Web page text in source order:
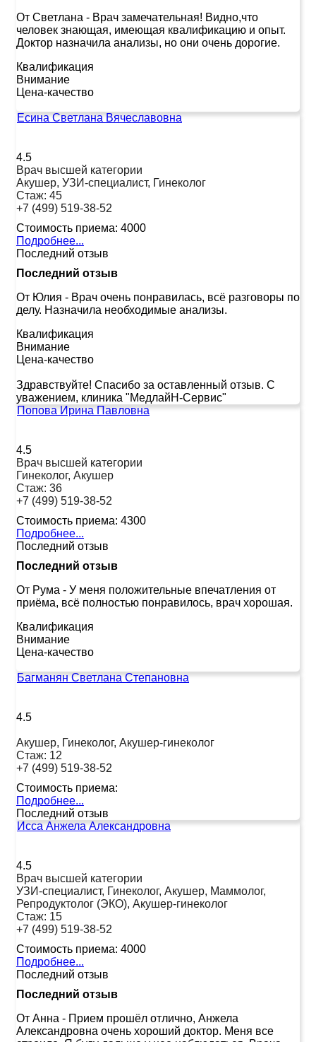
От Светлана - Врач замечательная! Видно,что
человек знающая, имеющая квалификацию и опыт.
Доктор назначила анализы, но они очень дорогие.
Квалификация
Внимание
Цена-качество
Есина Светлана Вячеславовна
4.5
Врач высшей категории
Акушер, УЗИ-специалист, Гинеколог
Стаж: 45
+7 (499) 519-38-52
Стоимость приема: 4000
Подробнее...
Последний отзыв
Последний отзыв
От Юлия - Врач очень понравилась, всё разговоры по
делу. Назначила необходимые анализы.
Квалификация
Внимание
Цена-качество
Здравствуйте! Спасибо за оставленный отзыв. С
уважением, клиника "МедлайН-Сервис"
Попова Ирина Павловна
4.5
Врач высшей категории
Гинеколог, Акушер
Стаж: 36
+7 (499) 519-38-52
Стоимость приема: 4300
Подробнее...
Последний отзыв
Последний отзыв
От Рума - У меня положительные впечатления от
приёма, всё полностью понравилось, врач хорошая.
Квалификация
Внимание
Цена-качество
Багманян Светлана Степановна
4.5
Акушер, Гинеколог, Акушер-гинеколог
Стаж: 12
+7 (499) 519-38-52
Стоимость приема:
Подробнее...
Последний отзыв
Исса Анжела Александровна
4.5
Врач высшей категории
УЗИ-специалист, Гинеколог, Акушер, Маммолог,
Репродуктолог (ЭКО), Акушер-гинеколог
Стаж: 15
+7 (499) 519-38-52
Стоимость приема: 4000
Подробнее...
Последний отзыв
Последний отзыв
От Анна - Прием прошёл отлично, Анжела
Александровна очень хороший доктор. Меня все